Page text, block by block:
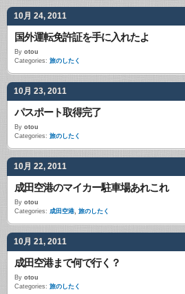
10月 24, 2011
国外運転免許証を手に入れたよ
By otou
Categories: 旅のしたく
10月 23, 2011
パスポート取得完了
By otou
Categories: 旅のしたく
10月 22, 2011
成田空港のマイカー駐車場あれこれ
By otou
Categories: 成田空港, 旅のしたく
10月 21, 2011
成田空港まで何で行く？
By otou
Categories: 旅のしたく